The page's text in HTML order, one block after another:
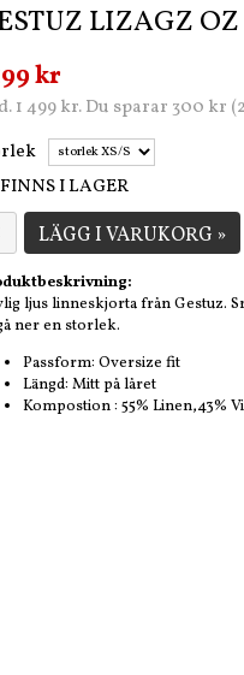
LIZAGZ
kr
1 499 kr. Du sparar 300 kr
FINNS I LAGER
LÄGG I VARUKORG »
ljus linneskjorta från Gestuz.
ner en storlek.
Passform: Oversize fit
Längd: Mitt på låret
Kompostion : 55% Linen,43%